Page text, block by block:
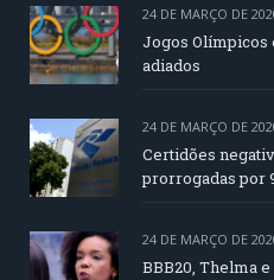
24 DE MARÇO DE
Jogos Olímpicos
adiados
24 DE MARÇO DE
Certidões
prorrogadas por
24 DE MARÇO DE
BBB20, Thelma